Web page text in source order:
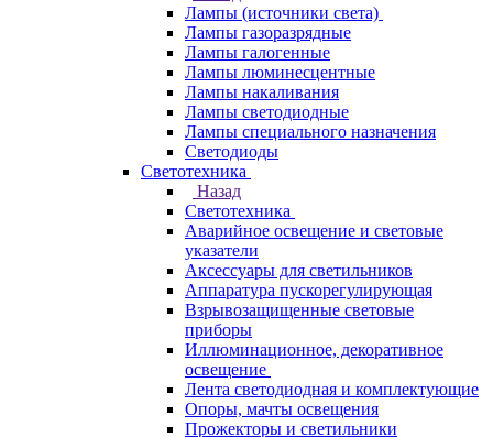
Лампы (источники света)
Лампы газоразрядные
Лампы галогенные
Лампы люминесцентные
Лампы накаливания
Лампы светодиодные
Лампы специального назначения
Светодиоды
Светотехника
Назад
Светотехника
Аварийное освещение и световые
указатели
Аксессуары для светильников
Аппаратура пускорегулирующая
Взрывозащищенные световые
приборы
Иллюминационное, декоративное
освещение
Лента светодиодная и комплектующие
Опоры, мачты освещения
Прожекторы и светильники